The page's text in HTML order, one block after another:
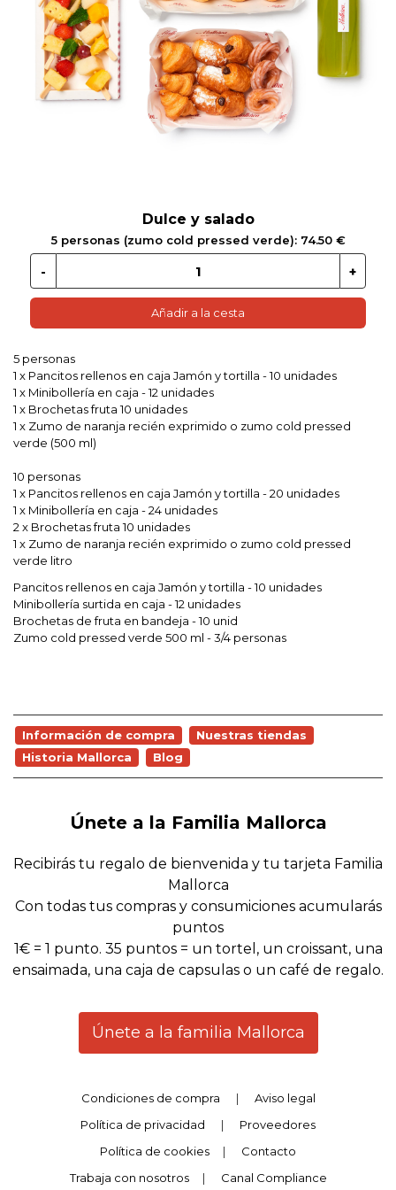
GLUTEN
Dulce y salado
5 personas (zumo cold pressed verde): 74.50 €
Añadir a la cesta
5 personas
1 x Pancitos rellenos en caja Jamón y tortilla - 10 unidades
1 x Minibollería en caja - 12 unidades
1 x Brochetas fruta 10 unidades
1 x Zumo de naranja recién exprimido o zumo cold pressed
verde (500 ml)
10 personas
1 x Pancitos rellenos en caja Jamón y tortilla - 20 unidades
1 x Minibollería en caja - 24 unidades
2 x Brochetas fruta 10 unidades
1 x Zumo de naranja recién exprimido o zumo cold pressed
verde litro
Pancitos rellenos en caja Jamón y tortilla - 10 unidades
Minibollería surtida en caja - 12 unidades
Brochetas de fruta en bandeja - 10 unid
Zumo cold pressed verde 500 ml - 3/4 personas
Información de compra
Nuestras tiendas
Historia Mallorca
Blog
Únete a la Familia Mallorca
Recibirás tu regalo de bienvenida y tu tarjeta Familia
Mallorca
Con todas tus compras y consumiciones acumularás
puntos
1€ = 1 punto. 35 puntos = un tortel, un croissant, una
ensaimada, una caja de capsulas o un café de regalo.
Únete a la familia Mallorca
Condiciones de compra |
Aviso legal
Política de privacidad
|
Proveedores
Política de cookies
|
Contacto
Trabaja con nosotros
| Canal Compliance